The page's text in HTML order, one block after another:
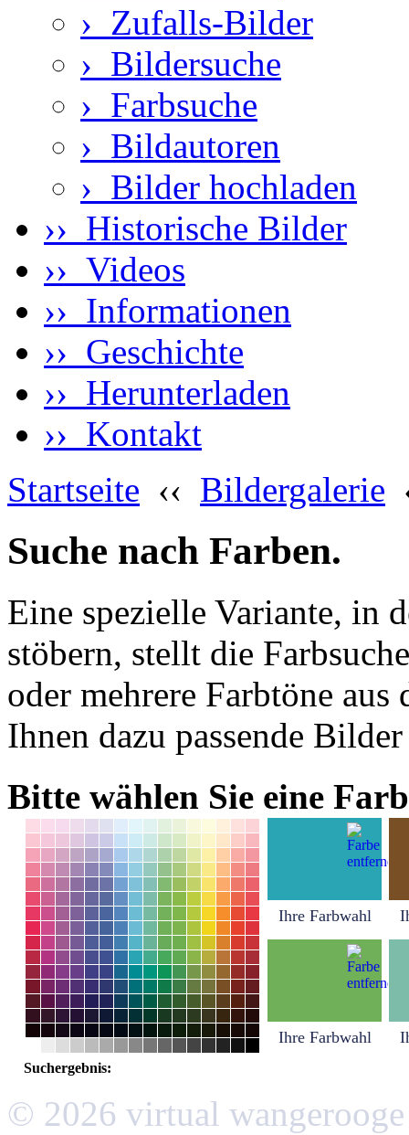
› Zufalls-Bilder
› Bildersuche
› Farbsuche
› Bildautoren
› Bilder hochladen
›› Historische Bilder
›› Videos
›› Informationen
›› Geschichte
›› Herunterladen
›› Kontakt
Startseite ‹‹ Bildergalerie
Suche nach Farben.
Eine spezielle Variante, in
stöbern, stellt die
oder mehrere Farbtöne
Ihnen dazu passende
Bitte wählen Sie eine
Ihre Farbwahl
Ihre Farbwahl
Suchergebnis:
© 2026 virtual wangerooge